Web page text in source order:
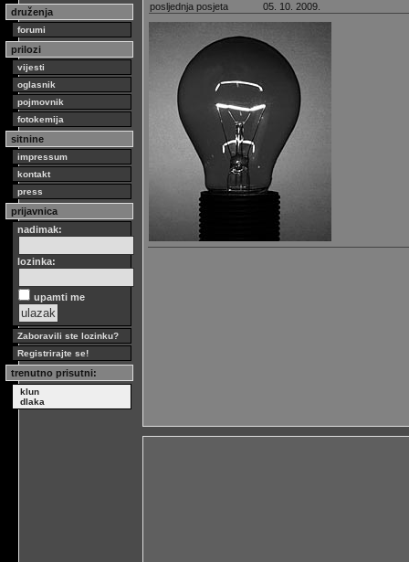
druženja
forumi
prilozi
vijesti
oglasnik
pojmovnik
fotokemija
sitnine
impressum
kontakt
press
prijavnica
nadimak:
lozinka:
upamti me
Zaboravili ste lozinku?
Registrirajte se!
trenutno prisutni:
klun
dlaka
posljednja posjeta
05. 10. 2009.